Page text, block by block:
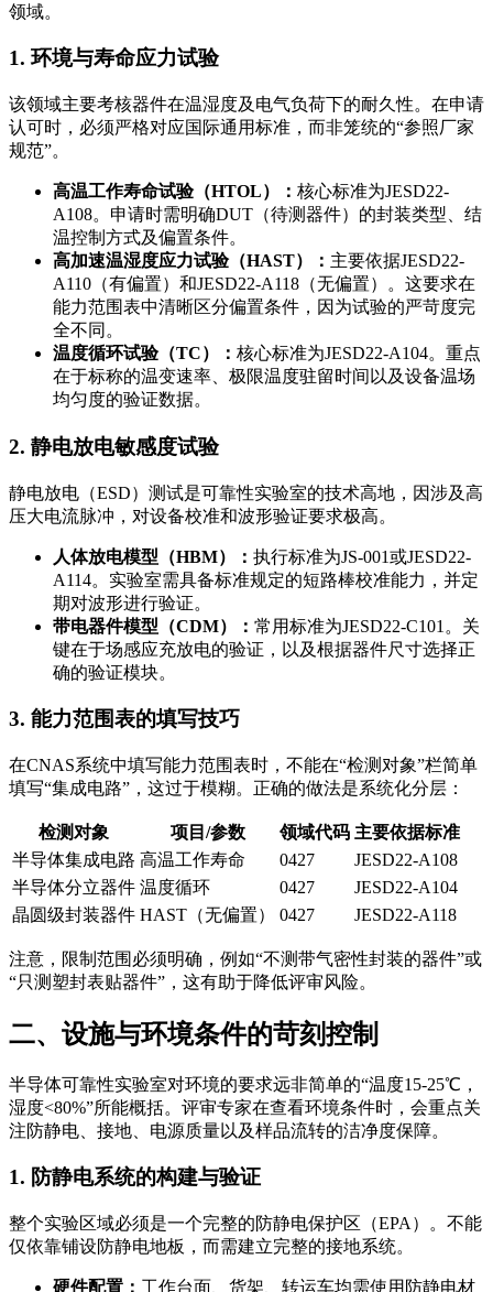
领域。
1. 环境与寿命应力试验
该领域主要考核器件在温湿度及电气负荷下的耐久性。在申请
认可时，必须严格对应国际通用标准，而非笼统的“参照厂家
规范”。
高温工作寿命试验（HTOL）： 核心标准为JESD22-
A108。申请时需明确DUT（待测器件）的封装类型、结
温控制方式及偏置条件。
高加速温湿度应力试验（HAST）： 主要依据JESD22-
A110（有偏置）和JESD22-A118（无偏置）。这要求在
能力范围表中清晰区分偏置条件，因为试验的严苛度完
全不同。
温度循环试验（TC）： 核心标准为JESD22-A104。重点
在于标称的温变速率、极限温度驻留时间以及设备温场
均匀度的验证数据。
2. 静电放电敏感度试验
静电放电（ESD）测试是可靠性实验室的技术高地，因涉及高
压大电流脉冲，对设备校准和波形验证要求极高。
人体放电模型（HBM）： 执行标准为JS-001或JESD22-
A114。实验室需具备标准规定的短路棒校准能力，并定
期对波形进行验证。
带电器件模型（CDM）： 常用标准为JESD22-C101。关
键在于场感应充放电的验证，以及根据器件尺寸选择正
确的验证模块。
3. 能力范围表的填写技巧
在CNAS系统中填写能力范围表时，不能在“检测对象”栏简单
填写“集成电路”，这过于模糊。正确的做法是系统化分层：
检测对象 项目/参数 领域代码 主要依据标准
半导体集成电路 高温工作寿命 0427
JESD22-A108
半导体分立器件 温度循环 0427
JESD22-A104
晶圆级封装器件 HAST（无偏置） 0427 JESD22-A118
注意，限制范围必须明确，例如“不测带气密性封装的器件”或
“只测塑封表贴器件”，这有助于降低评审风险。
二、设施与环境条件的苛刻控制
半导体可靠性实验室对环境的要求远非简单的“温度15-25℃，
湿度<80%”所能概括。评审专家在查看环境条件时，会重点关
注防静电、接地、电源质量以及样品流转的洁净度保障。
1. 防静电系统的构建与验证
整个实验区域必须是一个完整的防静电保护区（EPA）。不能
仅依靠铺设防静电地板，而需建立完整的接地系统。
硬件配置： 工作台面、货架、转运车均需使用防静电材